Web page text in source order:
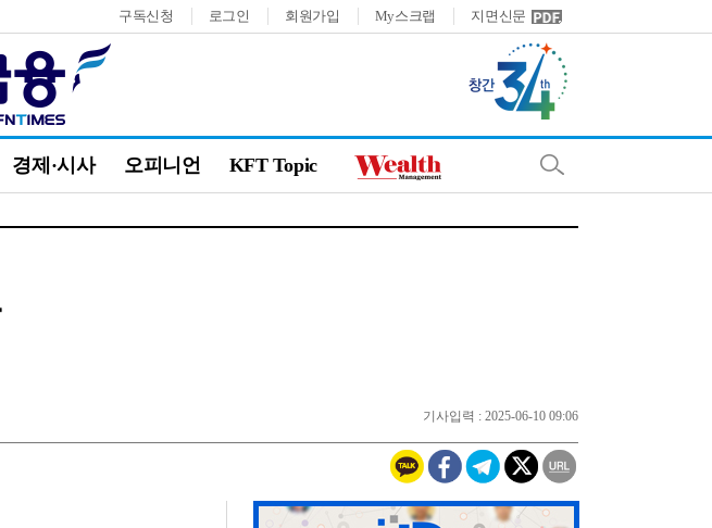
구독신청 로그인 회원가입 My스크랩 지면신문
경제·시사 오피니언 KFT Topic
기사입력 : 2025-06-10 09:06